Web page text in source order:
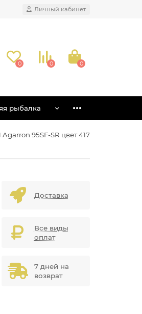
Личный кабинет
0 0 0
рыбалка
95SF-SR цвет 417
Доставка
Все виды
оплат
7 дней на
возврат